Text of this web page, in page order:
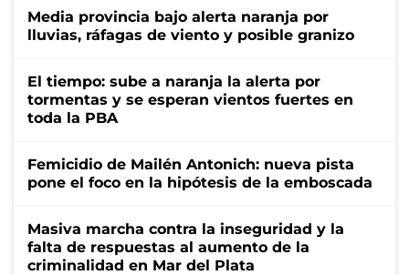
Media provincia bajo alerta naranja por
lluvias, ráfagas de viento y posible granizo
El tiempo: sube a naranja la alerta por
tormentas y se esperan vientos fuertes en
toda la PBA
Femicidio de Mailén Antonich: nueva pista
pone el foco en la hipótesis de la emboscada
Masiva marcha contra la inseguridad y la
falta de respuestas al aumento de la
criminalidad en Mar del Plata